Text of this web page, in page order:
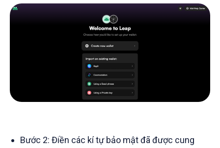
Bước 2: Điền các kí tự bảo mật đã được cung